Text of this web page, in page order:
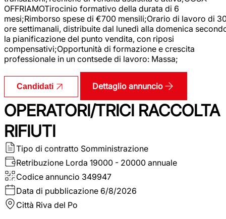
OFFRIAMOTirocinio formativo della durata di 6
mesi;Rimborso spese di €700 mensili;Orario di lavoro di
ore settimanali, distribuite dal lunedì alla domenica
la pianificazione del punto vendita, con riposi
compensativi;Opportunità di formazione e crescita
professionale in un contsede di lavoro: Massa;
Candidati Dettaglio annuncio
OPERATORI/TRICI RACCOLTA
RIFIUTI
Tipo di contratto Somministrazione
Retribuzione Lorda 19000 - 20000 annuale
Codice annuncio 349947
Data di pubblicazione 6/8/2026
Città Riva del Po